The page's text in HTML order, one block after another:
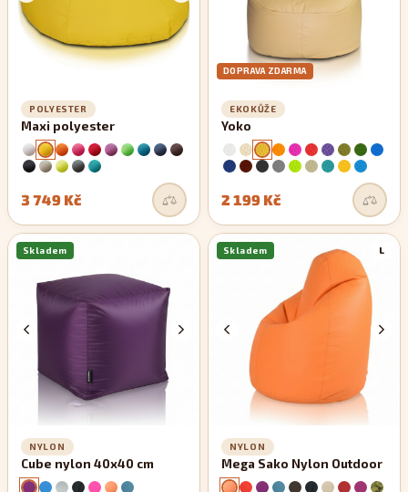
POLYESTER
Maxi polyester
3 749 Kč
DOPRAVA ZDARMA
EKOKŮŽE
Yoko
2 199 Kč
Skladem
NYLON
Cube nylon 40x40 cm
L
Skladem
NYLON
Mega Sako Nylon Outdoor